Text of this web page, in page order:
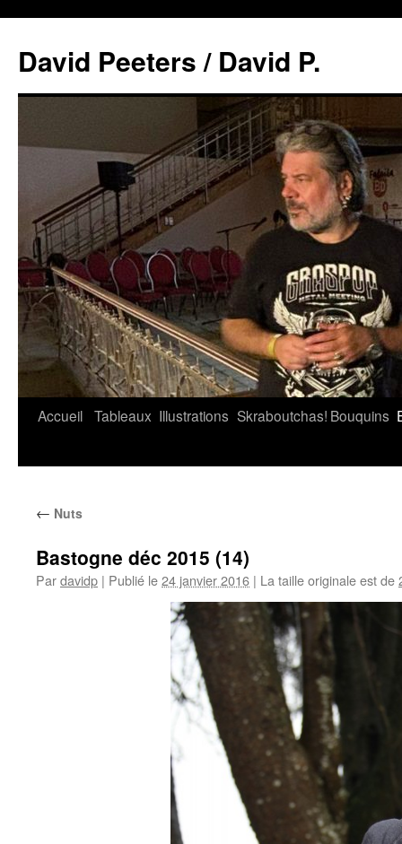
David Peeters / David P.
Accueil Tableaux Illustrations Skraboutchas! Bouquins
← Nuts
Bastogne déc 2015 (14)
Pardavidp | Publié le24 janvier 2016 | La taille originale est de